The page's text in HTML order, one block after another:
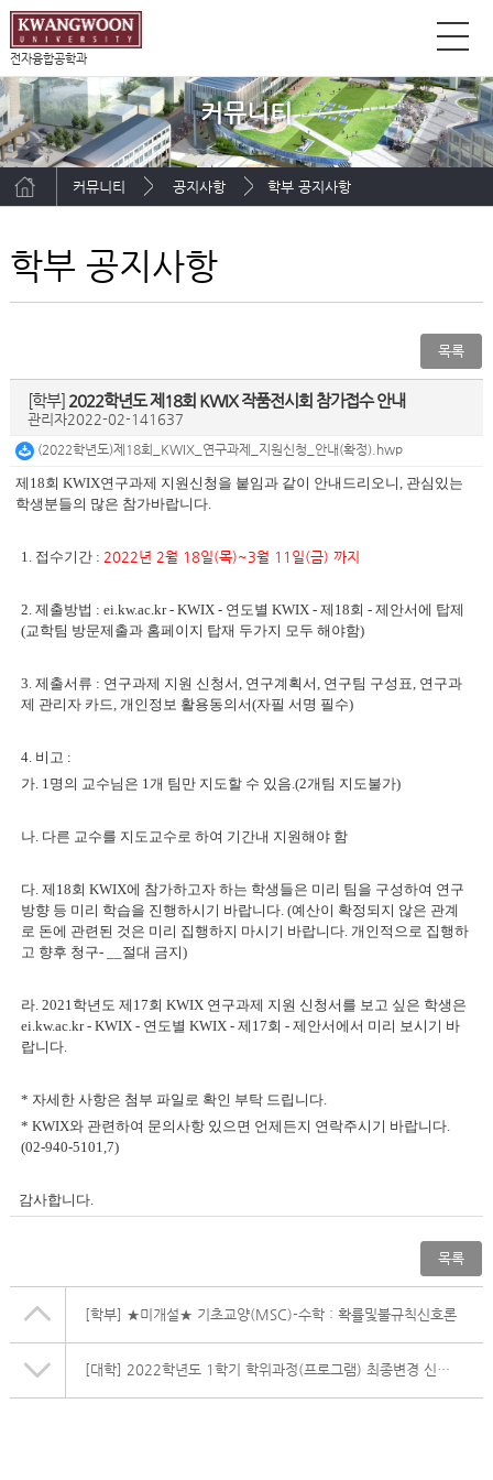
전자융합공학과
커뮤니티
커뮤니티 공지사항 학부 공지사항
학부 공지사항
목록
[학부] 2022학년도 제18회 KWIX 작품전시회 참가접수 안내
관리자2022-02-141637
(2022학년도)제18회_KWIX_연구과제_지원신청_안내(확정).hwp
제18회 KWIX연구과제 지원신청을 붙임과 같이 안내드리오니, 관심있는
학생분들의 많은 참가바랍니다.
1. 접수기간 : 2022년 2월 18일(목)~3월 11일(금) 까지
2. 제출방법 : ei.kw.ac.kr - KWIX - 연도별 KWIX - 제18회 - 제안서에 탑제
(교학팀 방문제출과 홈페이지 탑재 두가지 모두 해야함)
3. 제출서류 : 연구과제 지원 신청서, 연구계획서, 연구팀 구성표, 연구과
제 관리자 카드, 개인정보 활용동의서(자필 서명 필수)
4. 비고 :
가. 1명의 교수님은 1개 팀만 지도할 수 있음.(2개팀 지도불가)
나. 다른 교수를 지도교수로 하여 기간내 지원해야 함
다. 제18회 KWIX에 참가하고자 하는 학생들은 미리 팀을 구성하여 연구
방향 등 미리 학습을 진행하시기 바랍니다. (예산이 확정되지 않은 관계
로 돈에 관련된 것은 미리 집행하지 마시기 바랍니다. 개인적으로 집행하
고 향후 청구- __절대 금지)
라. 2021학년도 제17회 KWIX 연구과제 지원 신청서를 보고 싶은 학생은
ei.kw.ac.kr - KWIX - 연도별 KWIX - 제17회 - 제안서에서 미리 보시기 바
랍니다.
* 자세한 사항은 첨부 파일로 확인 부탁 드립니다.
* KWIX와 관련하여 문의사항 있으면 언제든지 연락주시기 바랍니다.
(02-940-5101,7)
감사합니다.
목록
[학부] ★미개설★ 기초교양(MSC)-수학 : 확률및불규칙신호론
[대학] 2022학년도 1학기 학위과정(프로그램) 최종변경 신청 안내